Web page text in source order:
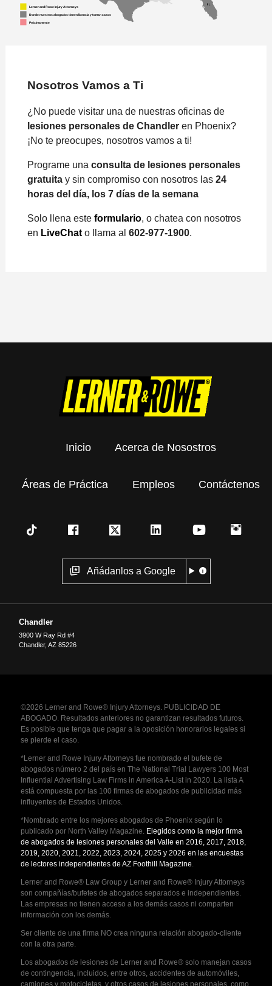
Nosotros Vamos a Ti
¿No puede visitar una de nuestras oficinas de
lesiones personales de Chandleren Phoenix?
¡No te preocupes, nosotros vamos a ti!
Programe una consulta de lesiones personales
gratuitay sin compromiso con nosotros las 24
horas del día, los 7 días de la semana
Solo llena este formulario, o chatea con nosotros
en LiveChato llama al 602-977-1900.
Inicio Acerca de Nosostros
Áreas de Práctica Empleos Contáctenos
Añádanlos a Google
Chandler
3900 W Ray Rd #4
Chandler,AZ 85226
©2026 Lerner and Rowe® Injury Attorneys. PUBLICIDAD DE
ABOGADO. Resultados anteriores no garantizan resultados futuros.
Es posible que tenga que pagar a la oposición honorarios legales si
se pierde el caso.
*Lerner and Rowe Injury Attorneys fue nombrado el bufete de
abogados número 2 del país en The National Trial Lawyers 100 Most
Influential Advertising Law Firms in America A-List in 2020. La lista A
está compuesta por las 100 firmas de abogados de publicidad más
influyentes de Estados Unidos.
*Nombrado entre los mejores abogados de Phoenix según lo
publicado por North Valley Magazine. Elegidos como la mejor firma
de abogados de lesiones personales del Valle en 2016, 2017, 2018,
2019, 2020, 2021, 2022, 2023, 2024, 2025 y 2026 en las encuestas
de lectores independientes de AZ Foothill Magazine
Lerner and Rowe® Law Group y Lerner and Rowe® Injury Attorneys
son compañías/bufetes de abogados separados e independientes.
Las empresas no tienen acceso a los demás casos ni comparten
información con los demás.
Ser cliente de una firma NO crea ninguna relación abogado-cliente
con la otra parte.
Los abogados de lesiones de Lerner and Rowe® solo manejan casos
de contingencia, incluidos, entre otros, accidentes de automóviles,
camiones y motocicletas, y otros casos de lesiones personales, como